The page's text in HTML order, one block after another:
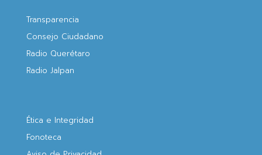
Transparencia
Consejo Ciudadano
Radio Querétaro
Radio Jalpan
Ética e Integridad
Fonoteca